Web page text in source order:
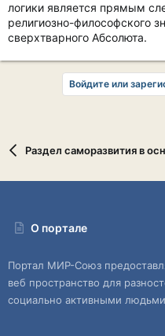
логики является прямым
религиозно-философского
сверхтварного Абсолюта.
Войдите или
Раздел саморазвития в
О портале
Портал МИР-Союз
веб пространство для
социально активными